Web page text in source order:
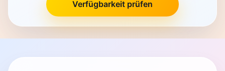
Verfügbarkeit prüfen